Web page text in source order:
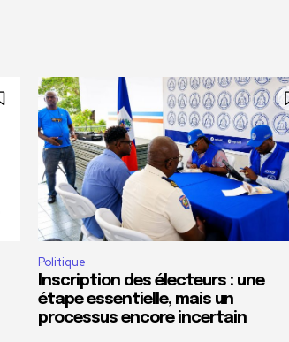
Politique
Inscription des électeurs : une
étape essentielle, mais un
processus encore incertain